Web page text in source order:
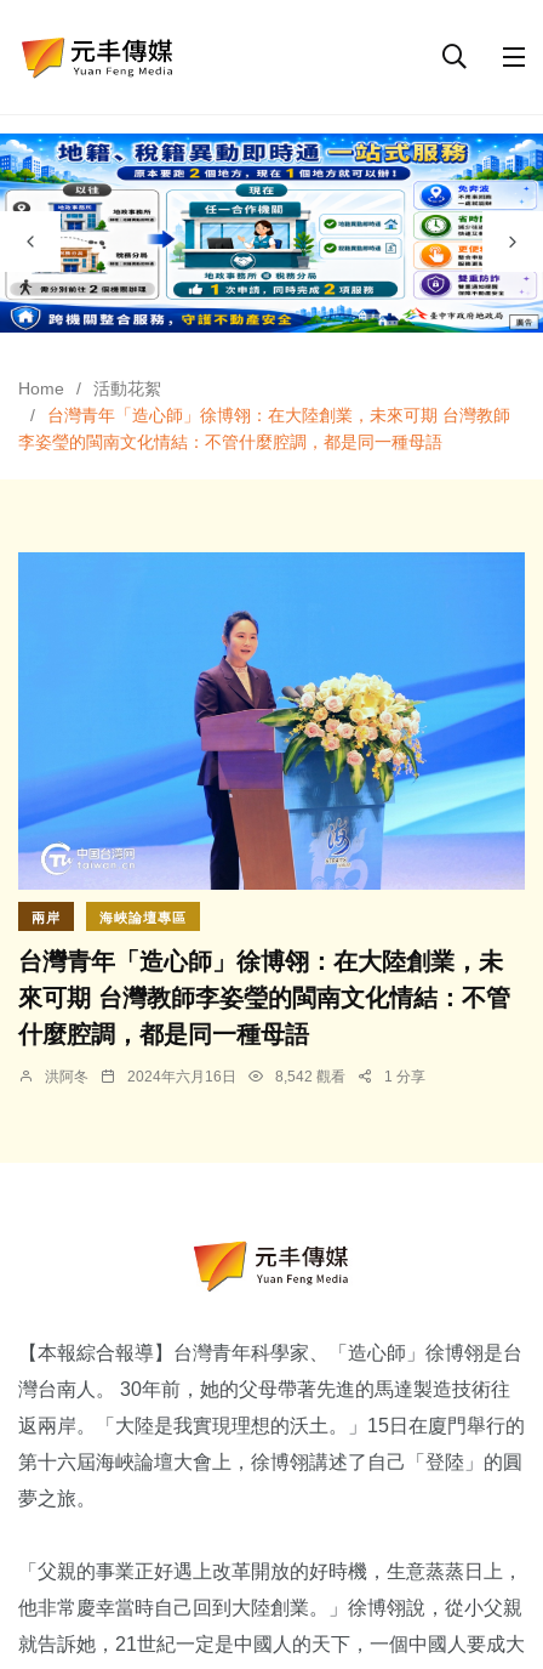
Home
活動花絮
台灣青年「造心師」徐博翎：在大陸創業，未來可期 台灣教師
李姿瑩的閩南文化情結：不管什麼腔調，都是同一種母語
兩岸 海峽論壇專區
台灣青年「造心師」徐博翎：在大陸創業，未
來可期 台灣教師李姿瑩的閩南文化情結：不管
什麼腔調，都是同一種母語
洪阿冬 2024年六月16日 8,542 觀看 1 分享
【本報綜合報導】台灣青年科學家、「造心師」徐博翎是台
灣台南人。 30年前，她的父母帶著先進的馬達製造技術往
返兩岸。「大陸是我實現理想的沃土。」15日在廈門舉行的
第十六屆海峽論壇大會上，徐博翎講述了自己「登陸」的圓
夢之旅。
「父親的事業正好遇上改革開放的好時機，生意蒸蒸日上，
他非常慶幸當時自己回到大陸創業。」徐博翎說，從小父親
就告訴她，21世紀一定是中國人的天下，一個中國人要成大